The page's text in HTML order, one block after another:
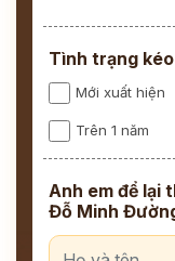
Tình trạng
Mới xuất hiện
Trên 1 năm
Anh em để lại
Đỗ Minh